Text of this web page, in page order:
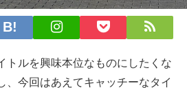
トルを興味本位なものにしたくな
、今回はあえてキャッチーなタイ